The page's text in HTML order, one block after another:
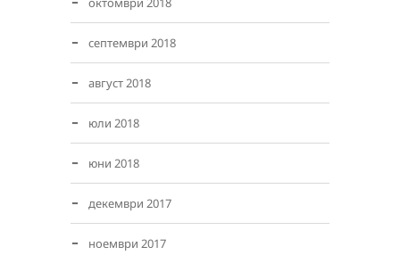
септември 2018
август 2018
юли 2018
юни 2018
декември 2017
ноември 2017